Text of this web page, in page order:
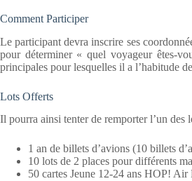
Comment Participer
Le participant devra inscrire ses
pour déterminer « quel voyageur êtes-
principales pour lesquelles il a l’habitude
Lots Offerts
Il pourra ainsi tenter de remporter l’un des
1 an de billets d’avions (10 billets
10 lots de 2 places pour différents
50 cartes Jeune 12-24 ans HOP! Air